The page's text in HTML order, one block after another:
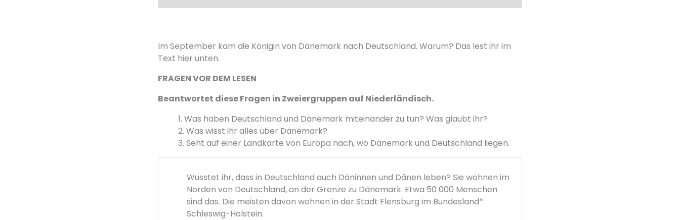
Im September kam die Königin von Dänemark nach Deutschland. Warum? Das lest ihr im
Text hier unten.
FRAGEN VOR DEM LESEN
Beantwortet diese Fragen in Zweiergruppen auf Niederländisch.
1. Was haben Deutschland und Dänemark miteinander zu tun? Was glaubt ihr?
2. Was wisst ihr alles über Dänemark?
3. Seht auf einer Landkarte von Europa nach, wo Dänemark und Deutschland liegen.
Wusstet ihr, dass in Deutschland auch Däninnen und Dänen leben? Sie wohnen im
Norden von Deutschland, an der Grenze zu Dänemark. Etwa 50 000 Menschen
sind das. Die meisten davon wohnen in der Stadt Flensburg im Bundesland*
Schleswig-Holstein.